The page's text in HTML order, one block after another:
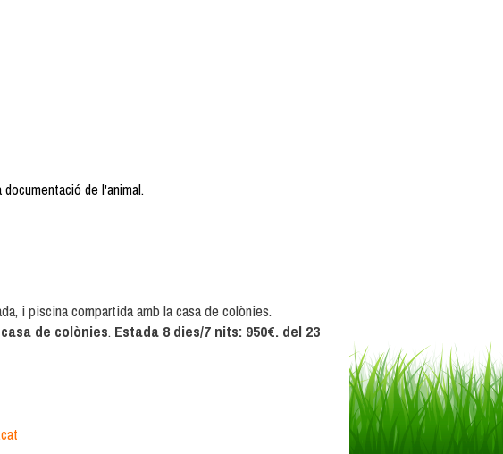
de l'animal.
i piscina compartida amb la casa de colònies.
de colònies. Estada 8 dies/7 nits: 950€. del 23